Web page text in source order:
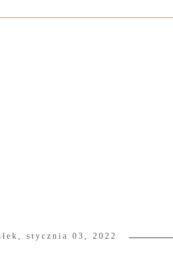
stycznia 03, 2022